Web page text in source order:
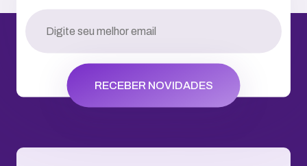
RECEBER NOVIDADES